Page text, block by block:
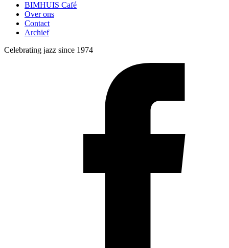
BIMHUIS Café
Over ons
Contact
Archief
Celebrating jazz since 1974